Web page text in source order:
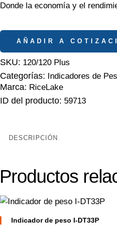
Donde la economía y el
AÑADIR A
SKU: 120/120 Plus
Categorías: Indicadores de
Marca: RiceLake
ID del producto: 59713
DESCRIPCIÓN
Productos
Indicador de peso I-DT33P